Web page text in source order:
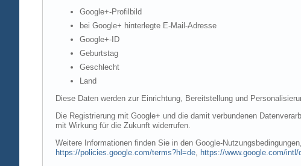
Google+-Profilbild
bei Google+ hinterlegte E-Mail-Adresse
Google+-ID
Geburtstag
Geschlecht
Land
Diese Daten werden zur Einrichtung, Bereitstellung und
Die Registrierung mit Google+ und die damit verbundenen
mit Wirkung für die Zukunft widerrufen.
Weitere Informationen finden Sie in den Google-
https://policies.google.com/terms?hl=de, https://www.google.com/